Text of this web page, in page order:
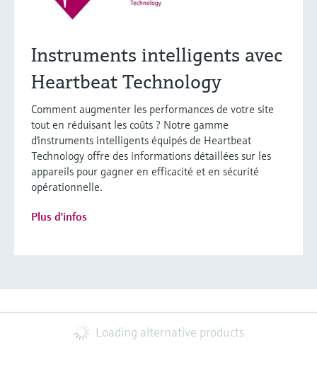
Instruments intelligents avec
Heartbeat Technology
Comment augmenter les performances de votre site
tout en réduisant les coûts ? Notre gamme
d'instruments intelligents équipés de Heartbeat
Technology offre des informations détaillées sur les
appareils pour gagner en efficacité et en sécurité
opérationnelle.
Plus d'infos
Loading alternative products